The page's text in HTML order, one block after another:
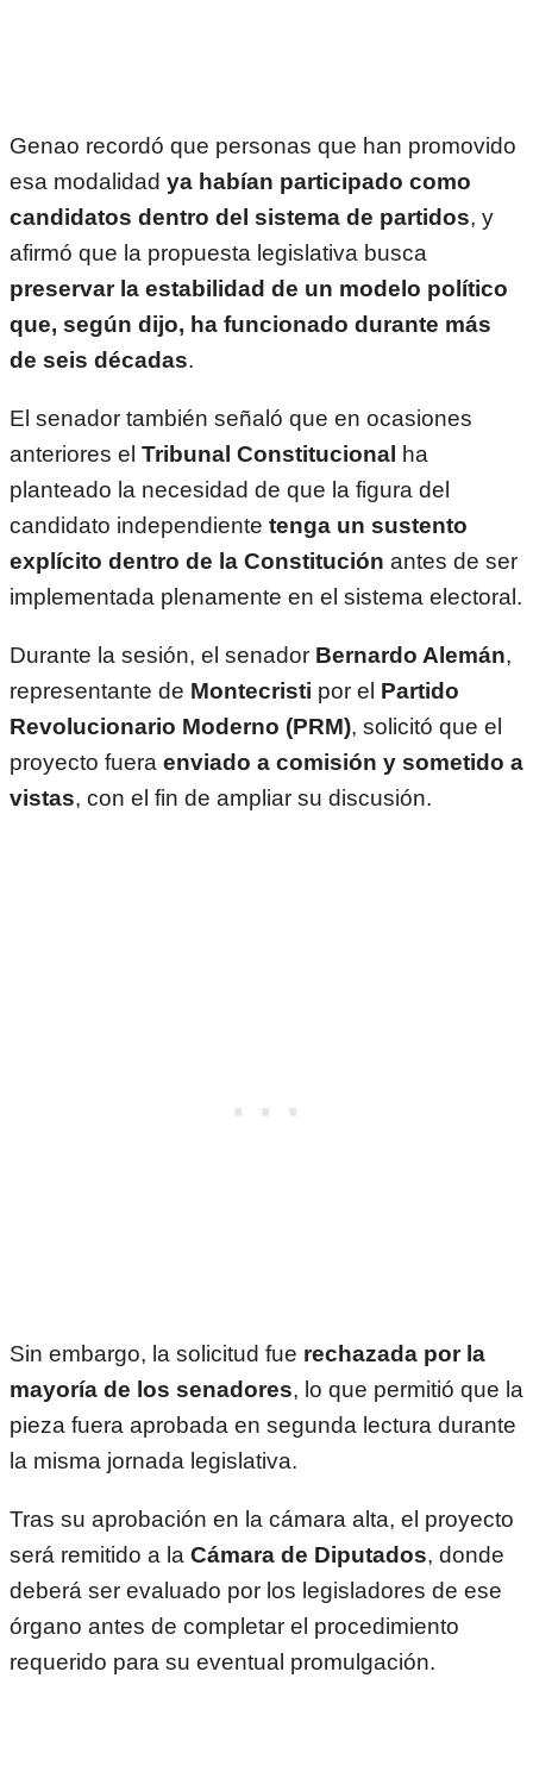
Genao recordó que personas que han promovido
esa modalidad ya habían participado como
candidatos dentro del sistema de partidos, y
afirmó que la propuesta legislativa busca
preservar la estabilidad de un modelo político
que, según dijo, ha funcionado durante más
de seis décadas.
El senador también señaló que en ocasiones
anteriores el Tribunal Constitucional ha
planteado la necesidad de que la figura del
candidato independiente tenga un sustento
explícito dentro de la Constitución antes de ser
implementada plenamente en el sistema electoral.
Durante la sesión, el senador Bernardo Alemán,
representante de Montecristi por el Partido
Revolucionario Moderno (PRM), solicitó que el
proyecto fuera enviado a comisión y sometido a
vistas, con el fin de ampliar su discusión.
Sin embargo, la solicitud fue rechazada por la
mayoría de los senadores, lo que permitió que la
pieza fuera aprobada en segunda lectura durante
la misma jornada legislativa.
Tras su aprobación en la cámara alta, el proyecto
será remitido a la Cámara de Diputados, donde
deberá ser evaluado por los legisladores de ese
órgano antes de completar el procedimiento
requerido para su eventual promulgación.